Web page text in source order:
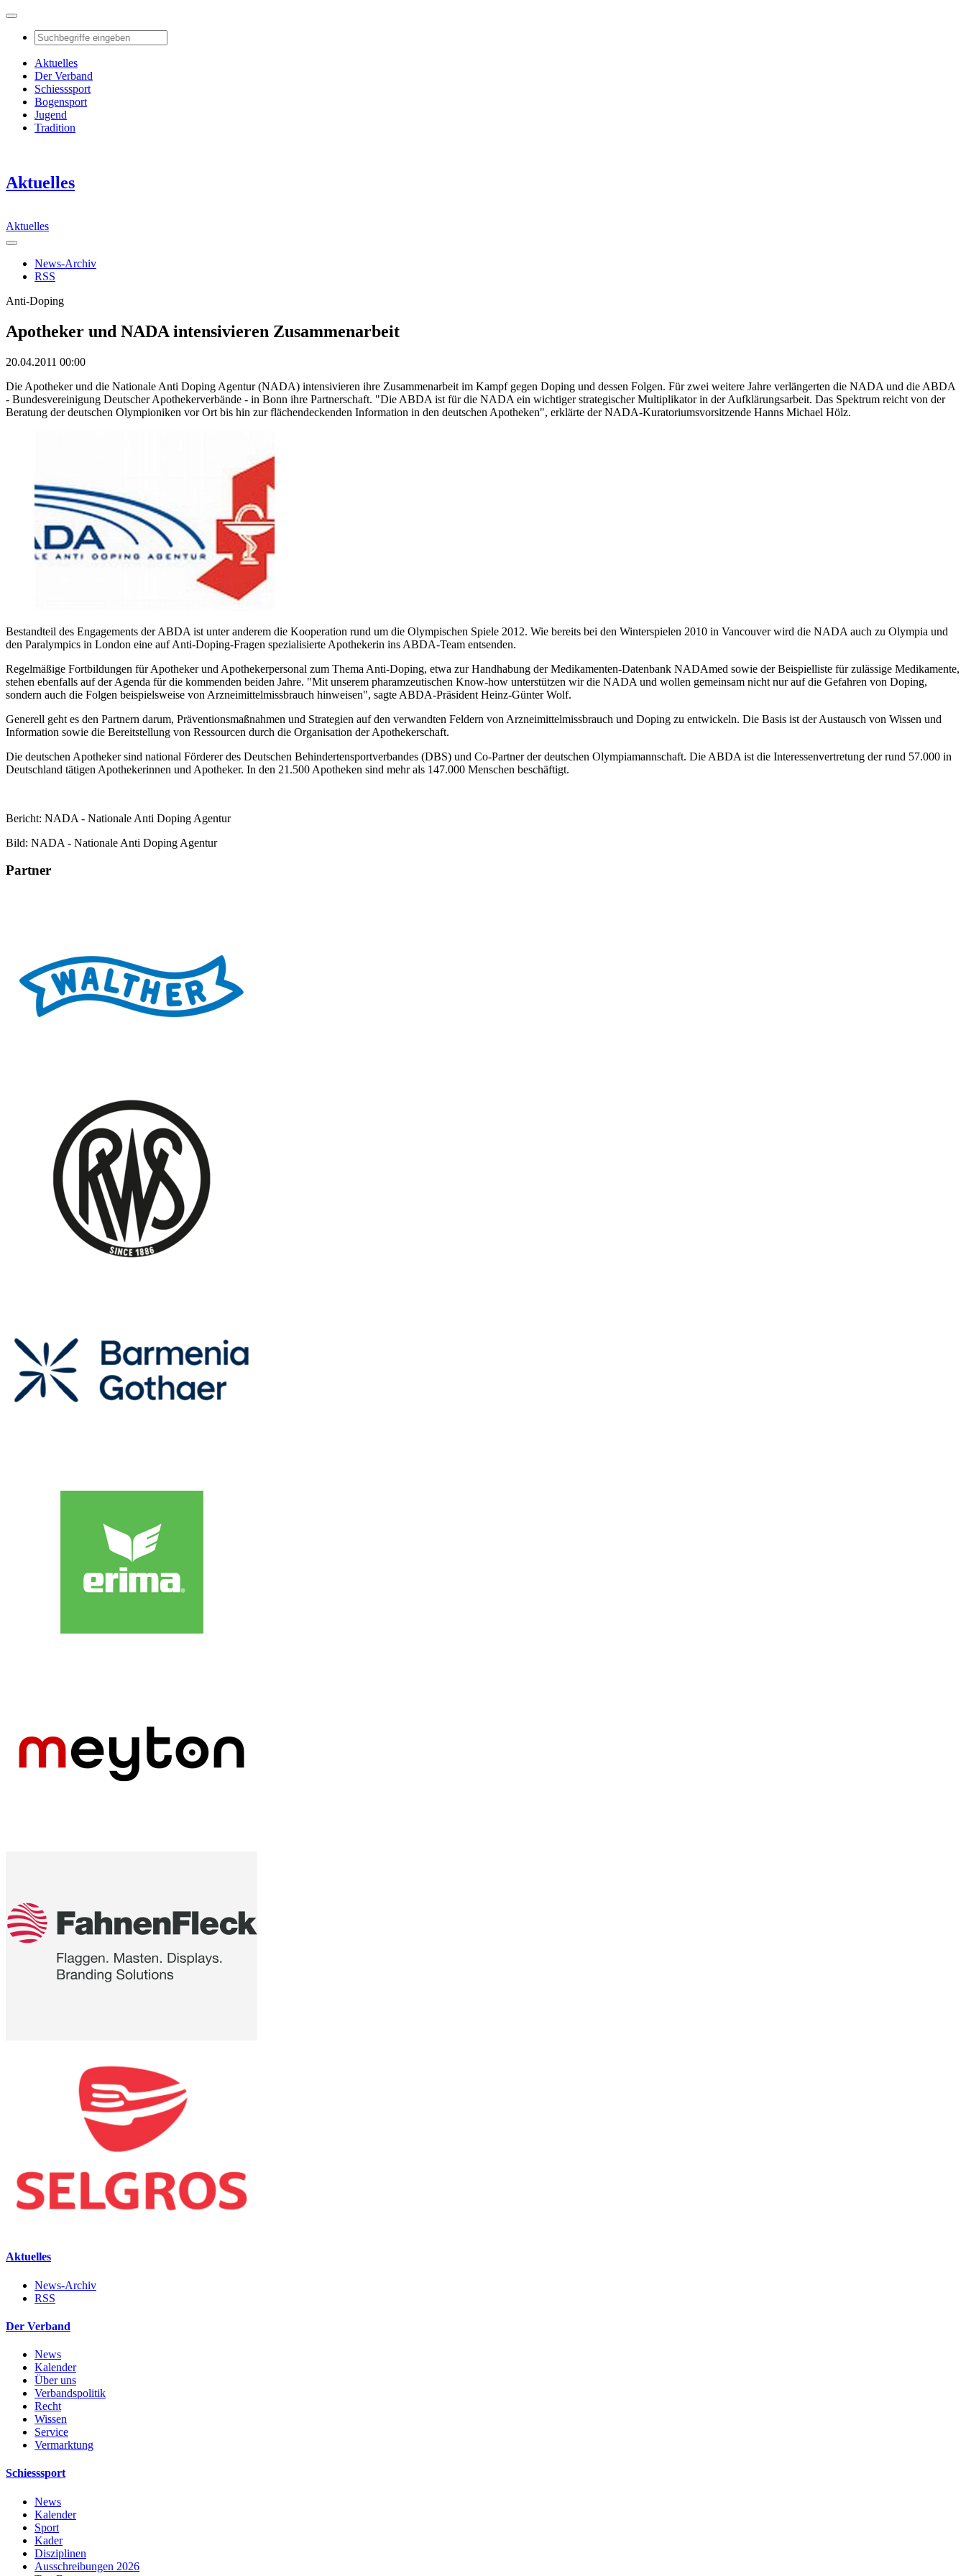
Aktuelles
Der Verband
Schiesssport
Bogensport
Jugend
Tradition
Aktuelles
Aktuelles
News-Archiv
RSS
Anti-Doping
Apotheker und NADA intensivieren Zusammenarbeit
20.04.2011 00:00
Die Apotheker und die Nationale Anti Doping Agentur (NADA) intensivieren ihre Zusammenarbeit im Kampf gegen Doping und dessen Folgen. Für zwei weitere Jahre verlängerten die NADA und die ABDA
- Bundesvereinigung Deutscher Apothekerverbände - in Bonn ihre Partnerschaft. "Die ABDA ist für die NADA ein wichtiger strategischer Multiplikator in der Aufklärungsarbeit. Das Spektrum reicht von der
Beratung der deutschen Olympioniken vor Ort bis hin zur flächendeckenden Information in den deutschen Apotheken", erklärte der NADA-Kuratoriumsvorsitzende Hanns Michael Hölz.
Bestandteil des Engagements der ABDA ist unter anderem die Kooperation rund um die Olympischen Spiele 2012. Wie bereits bei den Winterspielen 2010 in Vancouver wird die NADA auch zu Olympia und
den Paralympics in London eine auf Anti-Doping-Fragen spezialisierte Apothekerin ins ABDA-Team entsenden.
Regelmäßige Fortbildungen für Apotheker und Apothekerpersonal zum Thema Anti-Doping, etwa zur Handhabung der Medikamenten-Datenbank NADAmed sowie der Beispielliste für zulässige Medikamente,
stehen ebenfalls auf der Agenda für die kommenden beiden Jahre. "Mit unserem pharamzeutischen Know-how unterstützen wir die NADA und wollen gemeinsam nicht nur auf die Gefahren von Doping,
sondern auch die Folgen beispielsweise von Arzneimittelmissbrauch hinweisen", sagte ABDA-Präsident Heinz-Günter Wolf.
Generell geht es den Partnern darum, Präventionsmaßnahmen und Strategien auf den verwandten Feldern von Arzneimittelmissbrauch und Doping zu entwickeln. Die Basis ist der Austausch von Wissen und
Information sowie die Bereitstellung von Ressourcen durch die Organisation der Apothekerschaft.
Die deutschen Apotheker sind national Förderer des Deutschen Behindertensportverbandes (DBS) und Co-Partner der deutschen Olympiamannschaft. Die ABDA ist die Interessenvertretung der rund 57.000 in
Deutschland tätigen Apothekerinnen und Apotheker. In den 21.500 Apotheken sind mehr als 147.000 Menschen beschäftigt.
Bericht: NADA - Nationale Anti Doping Agentur
Bild: NADA - Nationale Anti Doping Agentur
Partner
Aktuelles
News-Archiv
RSS
Der Verband
News
Kalender
Über uns
Verbandspolitik
Recht
Wissen
Service
Vermarktung
Schiesssport
News
Kalender
Sport
Kader
Disziplinen
Ausschreibungen 2026